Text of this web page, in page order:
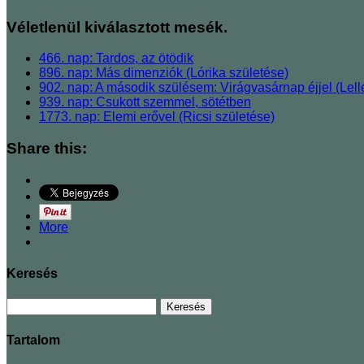
Véletlenül kiválasztott mesék.
466. nap: Tardos, az ötödik
896. nap: Más dimenziók (Lórika születése)
902. nap: A második szülésem: Virágvasárnap éjjel
939. nap: Csukott szemmel, sötétben
1773. nap: Elemi erővel (Ricsi születése)
Share this:
More
Keresés
Tartalom